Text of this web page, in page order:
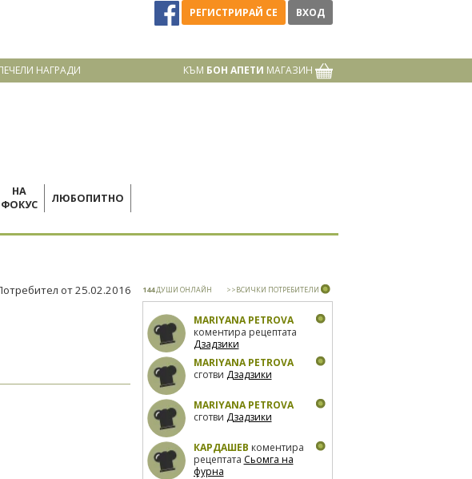
РЕГИСТРИРАЙ СЕ ВХОД
НАГРАДИ КЪМ БОН АПЕТИ МАГАЗИН
НА
ФОКУС
ЛЮБОПИТНО
от 25.02.2016 144ДУШИ ОНЛАЙН >>ВСИЧКИ ПОТРЕБИТЕЛИ
MARIYANA PETROVA
коментира рецептата
Дзадзики
MARIYANA PETROVA
сготви Дзадзики
MARIYANA PETROVA
сготви Дзадзики
КАРДАШЕВ коментира
рецептата Сьомга на
фурна